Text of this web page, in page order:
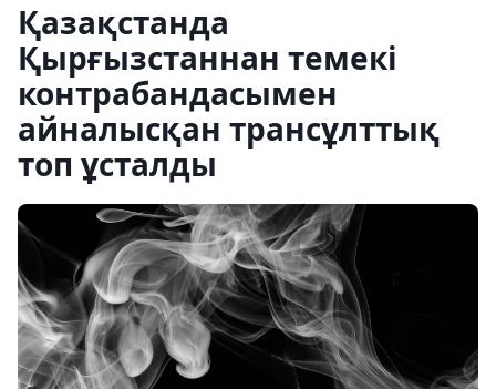
Қазақстанда
Қырғызстаннан темекі
контрабандасымен
айналысқан трансұлттық
топ ұсталды